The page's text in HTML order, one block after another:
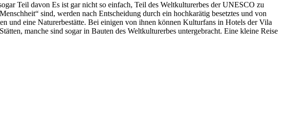
Teil davon Es ist gar nicht so einfach, Teil des Weltkulturerbes der UNESCO zu
sind, werden nach Entscheidung durch ein hochkarätig besetztes und von
und eine Naturerbestätte. Bei einigen von ihnen können Kulturfans in Hotels der Vila
manche sind sogar in Bauten des Weltkulturerbes untergebracht. Eine kleine Reise